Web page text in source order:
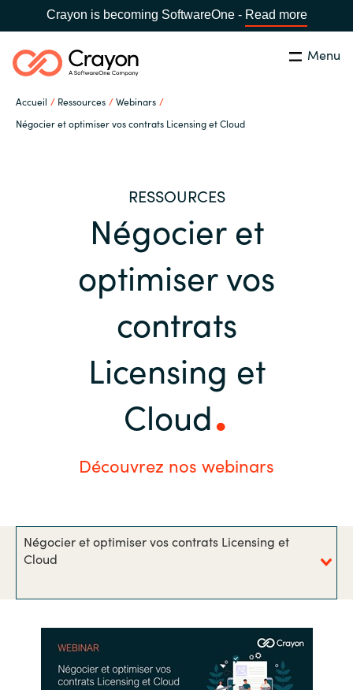
Crayon is becoming SoftwareOne - Read more
Menu
Accueil Ressources
Webinars
Négocier et optimiser vos contrats Licensing et Cloud
Australia
Austria
Bulgaria
Czechia
Finland
Rechercher Fermer
Notre expertise
Ressources
A propos de Crayon
Secteur Public
Nous contacter
Négocier et
optimiser vos
contrats
Licensing et
Cloud
RESSOURCES
Découvrez nos webinars
Négocier et optimiser vos contrats Licensing et
Cloud